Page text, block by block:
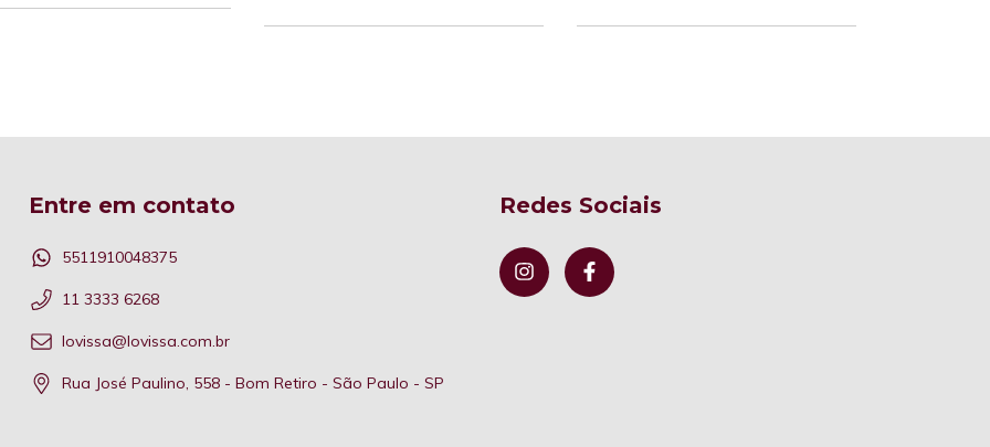
Entre em contato
5511910048375
11 3333 6268
lovissa@lovissa.com.br
Rua José Paulino, 558 - Bom Retiro - São Paulo - SP
Redes Sociais